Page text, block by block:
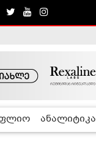
ანალიტიკა